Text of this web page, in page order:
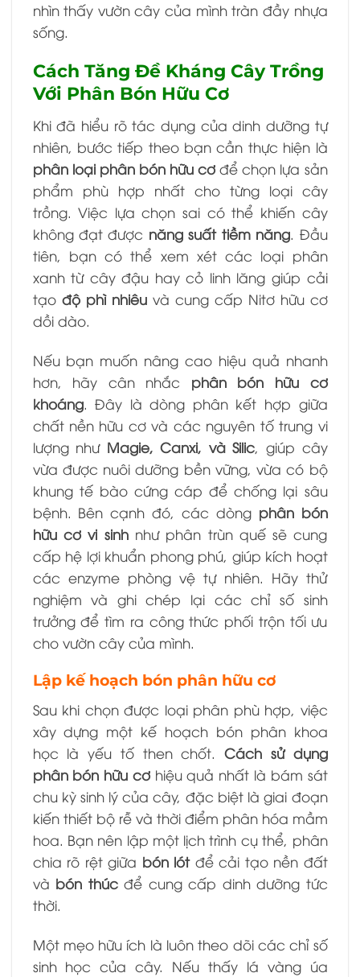
nhìn thấy vườn cây của mình tràn đầy nhựa
sống.
Cách Tăng Đề Kháng Cây Trồng
Với Phân Bón Hữu Cơ
Khi đã hiểu rõ tác dụng của dinh dưỡng tự
nhiên, bước tiếp theo bạn cần thực hiện là
phân loại phân bón hữu cơ để chọn lựa sản
phẩm phù hợp nhất cho từng loại cây
trồng. Việc lựa chọn sai có thể khiến cây
không đạt được năng suất tiềm năng. Đầu
tiên, bạn có thể xem xét các loại phân
xanh từ cây đậu hay cỏ linh lăng giúp cải
tạo độ phì nhiêuvà cung cấp Nitơ hữu cơ
dồi dào.
Nếu bạn muốn nâng cao hiệu quả nhanh
hơn, hãy cân nhắc phân bón hữu cơ
khoáng. Đây là dòng phân kết hợp giữa
chất nền hữu cơ và các nguyên tố trung vi
lượng như Magie, Canxi, và Silic, giúp cây
vừa được nuôi dưỡng bền vững, vừa có bộ
khung tế bào cứng cáp để chống lại sâu
bệnh. Bên cạnh đó, các dòng phân bón
hữu cơ vi sinhnhư phân trùn quế sẽ cung
cấp hệ lợi khuẩn phong phú, giúp kích hoạt
các enzyme phòng vệ tự nhiên. Hãy thử
nghiệm và ghi chép lại các chỉ số sinh
trưởng để tìm ra công thức phối trộn tối ưu
cho vườn cây của mình.
Lập kế hoạch bón phân hữu cơ
Sau khi chọn được loại phân phù hợp, việc
xây dựng một kế hoạch bón phân khoa
học là yếu tố then chốt. Cách sử dụng
phân bón hữu cơhiệu quả nhất là bám sát
chu kỳ sinh lý của cây, đặc biệt là giai đoạn
kiến thiết bộ rễ và thời điểm phân hóa mầm
hoa. Bạn nên lập một lịch trình cụ thể, phân
chia rõ rệt giữa bón lótđể cải tạo nền đất
và bón thúcđể cung cấp dinh dưỡng tức
thời.
Một mẹo hữu ích là luôn theo dõi các chỉ số
sinh học của cây. Nếu thấy lá vàng úa